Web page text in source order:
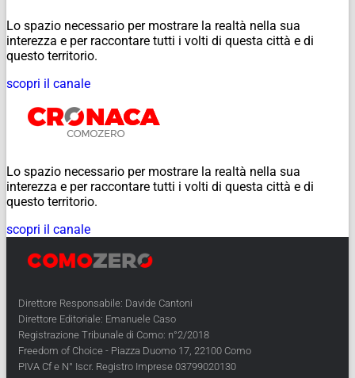
Lo spazio necessario per mostrare la realtà nella sua
interezza e per raccontare tutti i volti di questa città e di
questo territorio.
scopri il canale
Lo spazio necessario per mostrare la realtà nella sua
interezza e per raccontare tutti i volti di questa città e di
questo territorio.
scopri il canale
Direttore Responsabile: Davide Cantoni
Direttore Editoriale: Emanuele Caso
Registrazione Tribunale di Como: n°2/2018
Freedom of Choice - Piazza Duomo 17, 22100 Como
PIVA Cf e N° Iscr. Registro Imprese 03799020130